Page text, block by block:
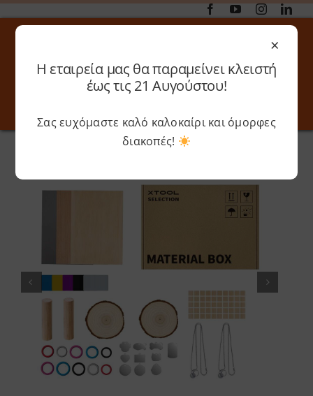
Μετάβαση
στο
Αναζήτηση
Toggle
Online 3D Printing
Outlet
Services
Toggle
Λογαριασμός
xTool – Laser Material Pack
×
Η εταιρεία μας θα παραμείνει κλειστή
έως τις 21 Αυγούστου!
Σας ευχόμαστε καλό καλοκαίρι και όμορφες
διακοπές!